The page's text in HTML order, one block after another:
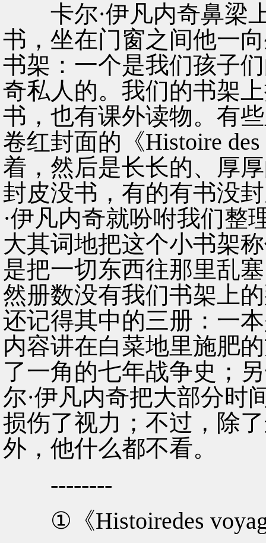
卡尔·伊凡内奇鼻梁
书，坐在门窗之间他一
书架：一个是我们孩子
奇私人的。我们的书架
书，也有课外读物。有
卷红封面的《Histoire
着，然后是长长的、厚
封皮没书，有的有书没
·伊凡内奇就吩咐我们整
大其词地把这个小书架
是把一切东西往那里乱
然册数没有我们书架上
还记得其中的三册：一
内容讲在白菜地里施肥
了一角的七年战争史；
尔·伊凡内奇把大部分时
损伤了视力；不过，除
外，他什么都不看。
--------
①《Histoiredes